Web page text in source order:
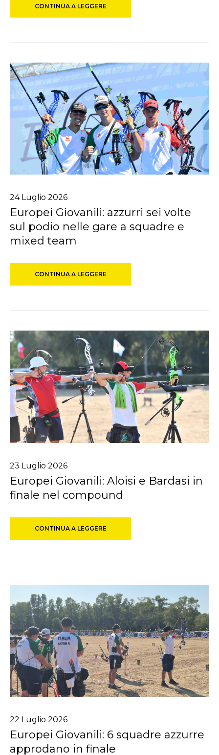
CONTINUA A LEGGERE
24 Luglio 2026
Europei Giovanili: azzurri sei volte
sul podio nelle gare a squadre e
mixed team
CONTINUA A LEGGERE
23 Luglio 2026
Europei Giovanili: Aloisi e Bardasi in
finale nel compound
CONTINUA A LEGGERE
22 Luglio 2026
Europei Giovanili: 6 squadre azzurre
approdano in finale